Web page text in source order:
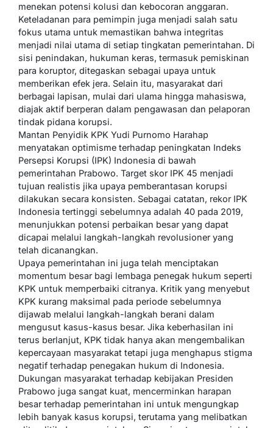
menekan potensi kolusi dan kebocoran anggaran.
Keteladanan para pemimpin juga menjadi salah satu
fokus utama untuk memastikan bahwa integritas
menjadi nilai utama di setiap tingkatan pemerintahan. Di
sisi penindakan, hukuman keras, termasuk pemiskinan
para koruptor, ditegaskan sebagai upaya untuk
memberikan efek jera. Selain itu, masyarakat dari
berbagai lapisan, mulai dari ulama hingga mahasiswa,
diajak aktif berperan dalam pengawasan dan pelaporan
tindak pidana korupsi.
Mantan Penyidik KPK Yudi Purnomo Harahap
menyatakan optimisme terhadap peningkatan Indeks
Persepsi Korupsi (IPK) Indonesia di bawah
pemerintahan Prabowo. Target skor IPK 45 menjadi
tujuan realistis jika upaya pemberantasan korupsi
dilakukan secara konsisten. Sebagai catatan, rekor IPK
Indonesia tertinggi sebelumnya adalah 40 pada 2019,
menunjukkan potensi perbaikan besar yang dapat
dicapai melalui langkah-langkah revolusioner yang
telah dicanangkan.
Upaya pemerintahan ini juga telah menciptakan
momentum besar bagi lembaga penegak hukum seperti
KPK untuk memperbaiki citranya. Kritik yang menyebut
KPK kurang maksimal pada periode sebelumnya
dijawab melalui langkah-langkah berani dalam
mengusut kasus-kasus besar. Jika keberhasilan ini
terus berlanjut, KPK tidak hanya akan mengembalikan
kepercayaan masyarakat tetapi juga menghapus stigma
negatif terhadap penegakan hukum di Indonesia.
Dukungan masyarakat terhadap kebijakan Presiden
Prabowo juga sangat kuat, mencerminkan harapan
besar terhadap pemerintahan ini untuk mengungkap
lebih banyak kasus korupsi, terutama yang melibatkan